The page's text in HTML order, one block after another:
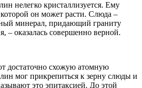
нелегко кристаллизуется. Ему
он может расти. Слюда –
минерал, придающий граниту
– оказалась совершенно верной.
достаточно схожую атомную
мог прикрепиться к зерну слюды и
это эпитаксией. До этой